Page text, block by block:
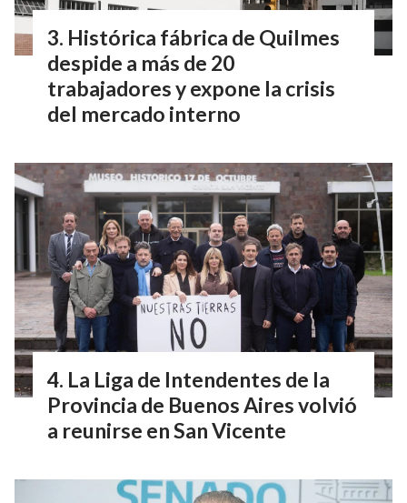
Histórica fábrica de Quilmes
despide a más de 20
trabajadores y expone la crisis
del mercado interno
La Liga de Intendentes de la
Provincia de Buenos Aires volvió
a reunirse en San Vicente